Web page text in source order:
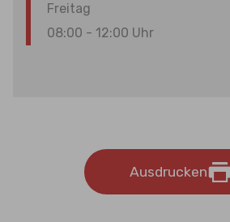
Freitag
08:00 - 12:00 Uhr
Ausdrucken